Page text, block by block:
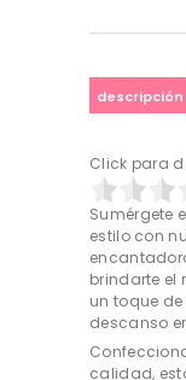
descripción
Click para
Sumérgete
estilo con
brindarte el
un toque
descanso
calidad,